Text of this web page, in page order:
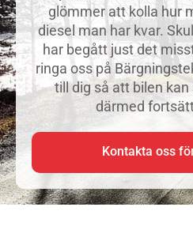
glömmer att kolla hur
diesel man har kvar.
har begått just det
ringa oss på
till dig så att bilen
därmed
Kontakta oss